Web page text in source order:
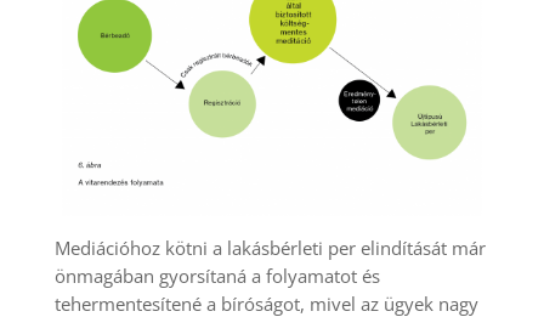
Mediációhoz kötni a lakásbérleti per elindítását már
önmagában gyorsítaná a folyamatot és
tehermentesítené a bíróságot, mivel az ügyek nagy